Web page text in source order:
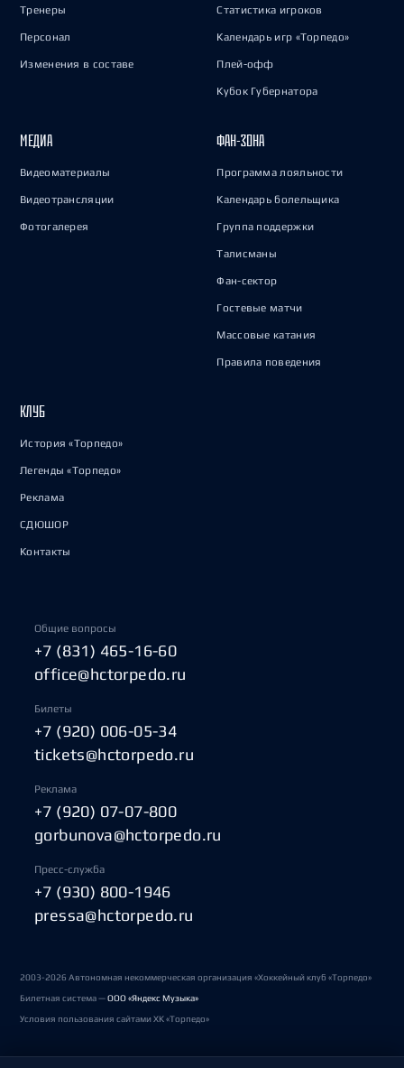
Тренеры
Персонал
Изменения в составе
Статистика игроков
Календарь игр «Торпедо»
Плей-офф
Кубок Губернатора
МЕДИА
Видеоматериалы
Видеотрансляции
Фотогалерея
ФАН-ЗОНА
Программа лояльности
Календарь болельщика
Группа поддержки
Талисманы
Фан-сектор
Гостевые матчи
Массовые катания
Правила поведения
КЛУБ
История «Торпедо»
Легенды «Торпедо»
Реклама
СДЮШОР
Контакты
Общие вопросы
+7 (831) 465-16-60
office@hctorpedo.ru
Билеты
+7 (920) 006-05-34
tickets@hctorpedo.ru
Реклама
+7 (920) 07-07-800
gorbunova@hctorpedo.ru
Пресс-служба
+7 (930) 800-1946
pressa@hctorpedo.ru
2003-2026 Автономная некоммерческая организация «Хоккейный клуб «Торпедо»
Билетная система —ООО «Яндекс Музыка»
Условия пользования сайтами ХК «Торпедо»